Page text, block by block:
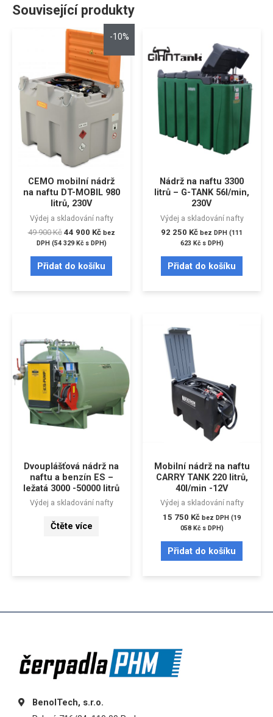
Související produkty
-10%
CEMO mobilní nádrž
na naftu DT-MOBIL 980
litrů, 230V
Výdej a skladování nafty
49 900Kč 44 900 Kč bez
DPH (54 329Kčs DPH)
Přidat do košíku
Nádrž na naftu 3300
litrů – G-TANK 56l/min,
230V
Výdej a skladování nafty
92 250 Kč bez DPH (111
623 Kčs DPH)
Přidat do košíku
Dvouplášťová nádrž na
naftu a benzín ES –
ležatá 3000 -50000 litrů
Výdej a skladování nafty
Čtěte více
Mobilní nádrž na naftu
CARRY TANK 220 litrů,
40l/min -12V
Výdej a skladování nafty
15 750 Kč bez DPH (19
058 Kčs DPH)
Přidat do košíku
BenolTech, s.r.o.